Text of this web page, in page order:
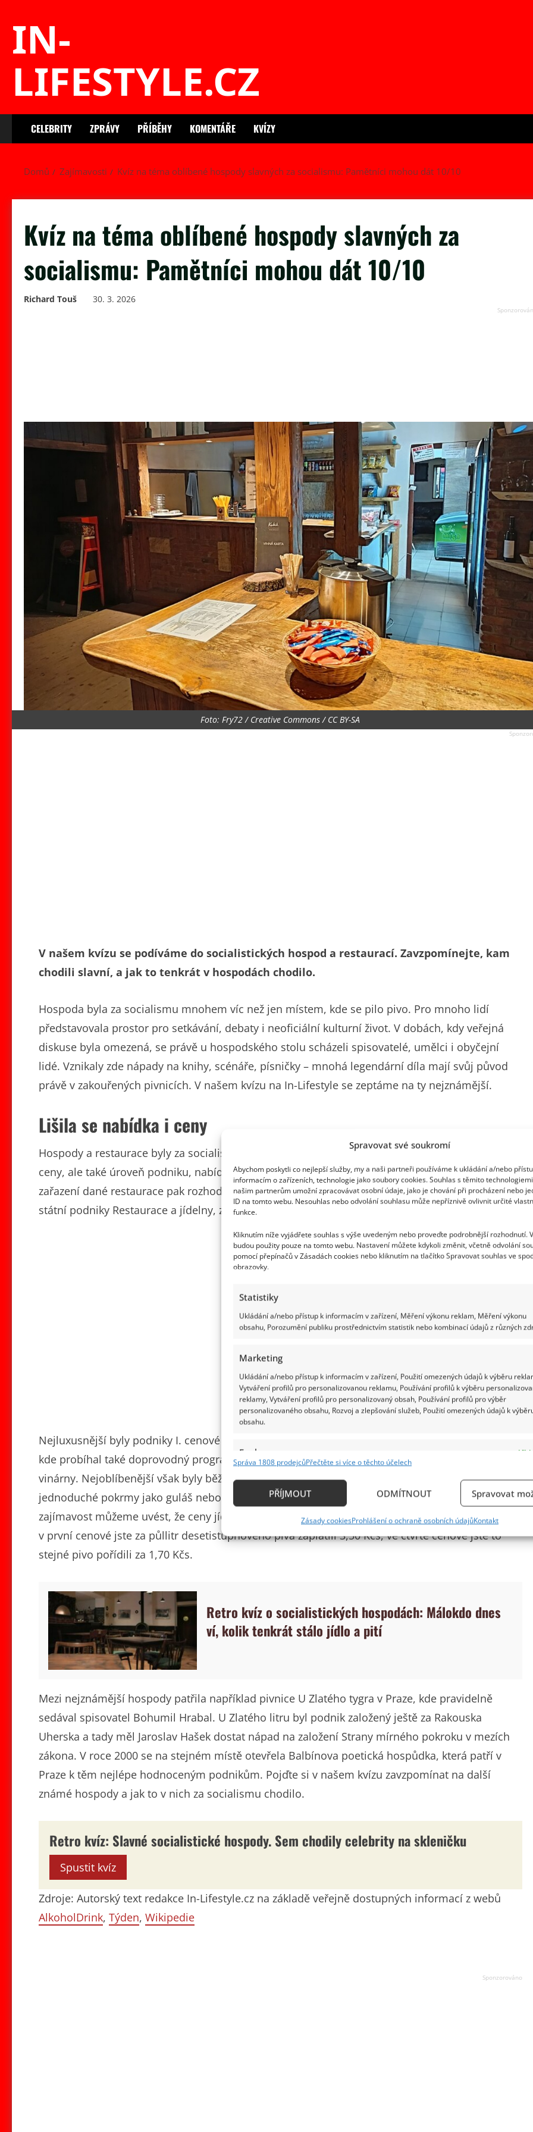
Spravovat své soukromí
Abychom poskytli co nejlepší služby, my a naši partneři používáme k ukládání a/nebo
informacím o zařízeních, technologie jako soubory cookies. Souhlas s těmito
našim partnerům umožní zpracovávat osobní údaje, jako je chování při procházení nebo
ID na tomto webu. Nesouhlas nebo odvolání souhlasu může nepříznivě ovlivnit určité
funkce.
Kliknutím níže vyjádřete souhlas s výše uvedeným nebo proveďte podrobnější rozhodnutí.
budou použity pouze na tomto webu. Nastavení můžete kdykoli změnit, včetně odvolání
pomocí přepínačů v Zásadách cookies nebo kliknutím na tlačítko Spravovat souhlas ve
obrazovky.
Statistiky
Ukládání a/nebo přístup k informacím v zařízení, Měření výkonu reklam, Měření výkonu
obsahu, Porozumění publiku prostřednictvím statistik nebo kombinací údajů z různých
Marketing
Ukládání a/nebo přístup k informacím v zařízení, Použití omezených údajů k výběru
Vytváření profilů pro personalizovanou reklamu, Používání profilů k výběru
reklamy, Vytváření profilů pro personalizovaný obsah, Používání profilů pro výběr
personalizovaného obsahu, Rozvoj a zlepšování služeb, Použití omezených údajů k
obsahu.
Funkce
Identifikace zařízení na základě automaticky přenášených informací.
základě aktivně požadovaných informací.
Správa 1808 prodejcůPřečtěte si více o těchto účelech
PŘÍJMOUT ODMÍTNOUT Spravovat
Zásady cookiesProhlášení o ochraně osobních údajůKontakt
IN-
LIFESTYLE.CZ
CELEBRITY ZPRÁVY PŘÍBĚHY KOMENTÁŘE KVÍZY
Domů Zajímavosti Kvíz na téma oblíbené hospody slavných za socialismu: Pamětníci mohou dát 10/10
Kvíz na téma oblíbené hospody slavných za
socialismu: Pamětníci mohou dát 10/10
Richard Touš 30. 3. 2026
Foto: Fry72 / Creative Commons / CC BY-SA
V našem kvízu se podíváme do socialistických hospod a restaurací. Zavzpomínejte, kam
chodili slavní, a jak to tenkrát v hospodách chodilo.
Hospoda byla za socialismu mnohem víc než jen místem, kde se pilo pivo. Pro mnoho lidí
představovala prostor pro setkávání, debaty i neoficiální kulturní život. V dobách, kdy veřejná
diskuse byla omezená, se právě u hospodského stolu scházeli spisovatelé, umělci i obyčejní
lidé. Vznikaly zde nápady na knihy, scénáře, písničky – mnohá legendární díla mají svůj původ
právě v zakouřených pivnicích. V našem kvízu na In-Lifestyle se zeptáme na ty nejznámější.
Lišila se nabídka i ceny
Hospody a restaurace byly za socialismu rozděleny do čtyř cenových skupin. Ty neurčovaly jen
ceny, ale také úroveň podniku, nabídku jídel, způsob obsluhy nebo vybavení interiéru. O
zařazení dané restaurace pak rozhodovaly místní národní výbory a většina podniků spadala pod
státní podniky Restaurace a jídelny, zkráceně RaJ.
Nejluxusnější byly podniky I. cenové skupiny, často šlo o restaurace v mezinárodních hotelech,
kde probíhal také doprovodný program. II. cenová skupina zahrnovala lepší restaurace a
vinárny. Nejoblíbenější však byly běžné hospody III. a IV. cenové skupiny, kde se podávaly
jednoduché pokrmy jako guláš nebo vepřové se zelím a kde se scházeli štamgasti z okolí. Pro
zajímavost můžeme uvést, že ceny jídel a nápojů se podle cenové skupiny značně lišily. Zatímco
v první cenové jste za půllitr desetistupňového piva zaplatili 3,50 Kčs, ve čtvrté cenové jste to
stejné pivo pořídili za 1,70 Kčs.
Retro kvíz o socialistických hospodách: Málokdo dnes
ví, kolik tenkrát stálo jídlo a pití
Mezi nejznámější hospody patřila například pivnice U Zlatého tygra v Praze, kde pravidelně
sedával spisovatel Bohumil Hrabal. U Zlatého litru byl podnik založený ještě za Rakouska
Uherska a tady měl Jaroslav Hašek dostat nápad na založení Strany mírného pokroku v mezích
zákona. V roce 2000 se na stejném místě otevřela Balbínova poetická hospůdka, která patří v
Praze k těm nejlépe hodnoceným podnikům. Pojďte si v našem kvízu zavzpomínat na další
známé hospody a jak to v nich za socialismu chodilo.
Retro kvíz: Slavné socialistické hospody. Sem chodily celebrity na skleničku
Spustit kvíz
Zdroje: Autorský text redakce In-Lifestyle.cz na základě veřejně dostupných informací z webů
AlkoholDrink, Týden, Wikipedie